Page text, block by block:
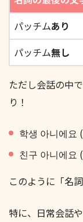
パッチムあり
パッチム無し
ただし会話の中
り！
학생 아니에요
친구 아니에요
このように「名
特に、日常会話